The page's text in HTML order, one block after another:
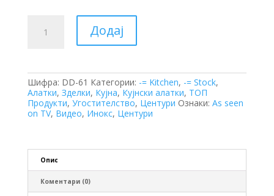
Бургија
Додај
Шифра: DD-61 Категории: -= Kitchen, -= Stock,
Алатки, Зделки, Кујна, Кујнски алатки, ТОП
Продукти, Угостителство, Центури Ознаки: As seen
on TV, Видео, Инокс, Центури
Опис
Коментари (0)